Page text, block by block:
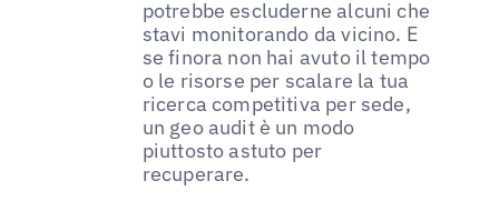
potrebbe escluderne alcuni che
stavi monitorando da vicino. E
se finora non hai avuto il tempo
o le risorse per scalare la tua
ricerca competitiva per sede,
un geo audit è un modo
piuttosto astuto per
recuperare.